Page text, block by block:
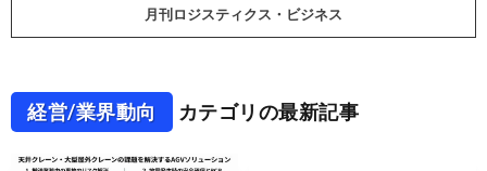
月刊ロジスティクス・ビジネス
経営/業界動向 カテゴリの最新記事